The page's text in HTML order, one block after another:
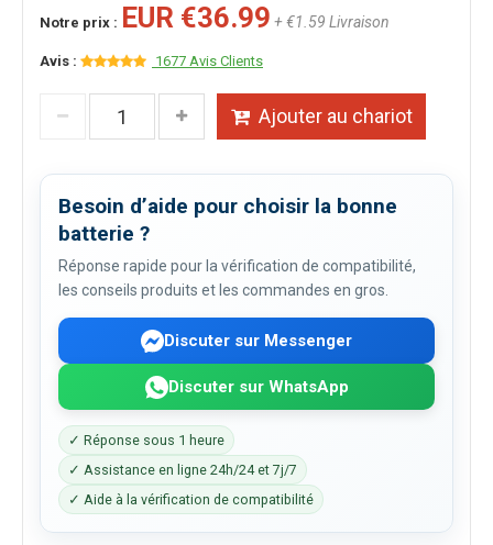
Notre prix : EUR €36.99 + €1.59 Livraison
Avis : 1677 Avis Clients
Ajouter au chariot
Besoin d’aide pour choisir la bonne
batterie ?
Réponse rapide pour la vérification de compatibilité,
les conseils produits et les commandes en gros.
Discuter sur Messenger
Discuter sur WhatsApp
✓ Réponse sous 1 heure
✓ Assistance en ligne 24h/24 et 7j/7
✓ Aide à la vérification de compatibilité